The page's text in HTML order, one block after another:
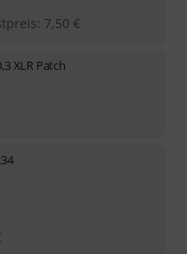
: 7,50 €
XLR Patch